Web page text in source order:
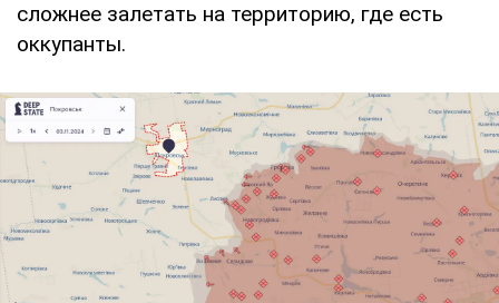
сложнее залетать на территорию, где есть
оккупанты.